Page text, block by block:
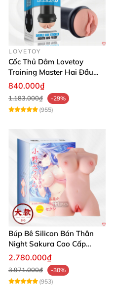
LOVETOY
Cốc Thủ Dâm Lovetoy
Training Master Hai Đầu
Siêu Thật, Tăng Khoái Cảm
840.000₫
1.183.000₫
-29%
(955)
Búp Bê Silicon Bán Thân
Night Sakura Cao Cấp
Rung Đa Chức Năng
2.780.000₫
3.971.000₫
-30%
(953)